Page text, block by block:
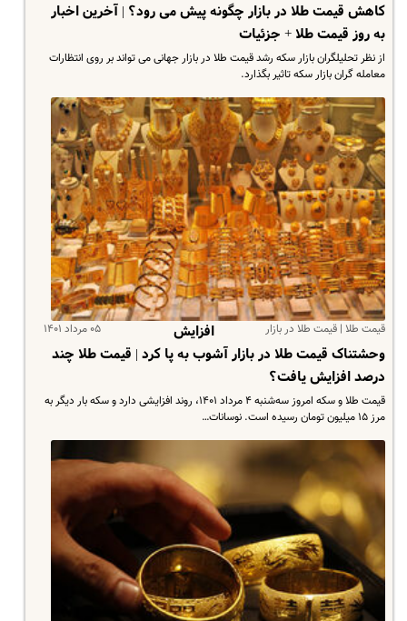
کاهش قیمت طلا در بازار چگونه پیش می رود؟ | آخرین اخبار
به روز قیمت طلا + جزئیات
از نظر تحلیلگران بازار سکه رشد قیمت طلا در بازار جهانی می تواند بر روی انتظارات
معامله گران بازار سکه تاثیر بگذارد.
قیمت طلا | قیمت طلا در بازار ۰۵ مرداد ۱۴۰۱
افزایش
وحشتناک قیمت طلا در بازار آشوب به پا کرد | قیمت طلا چند
درصد افزایش یافت؟
قیمت‌ طلا و سکه امروز سه‌شنبه ۴ مرداد ۱۴۰۱، روند افزایشی دارد و سکه بار دیگر به
مرز ۱۵ میلیون تومان رسیده است. نوسانات…